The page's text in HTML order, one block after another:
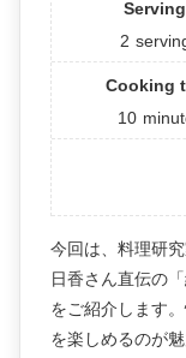
2
Cooking
10
今回は、料理研
日香さん直伝の
をご紹介します
を楽しめるのが